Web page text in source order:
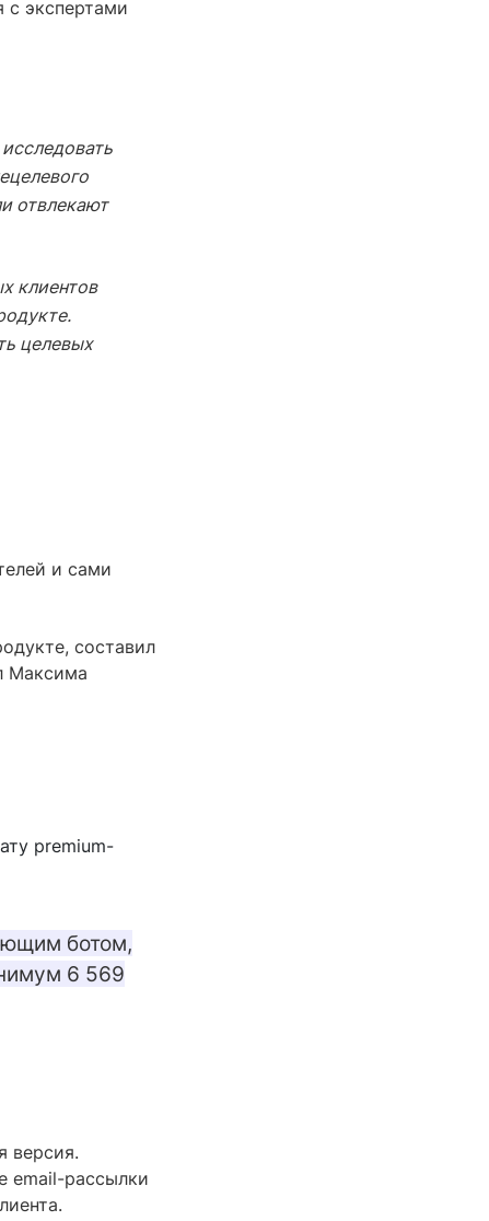
с экспертами
отвлекают
клиентов
целевых
и сами
составил
Максима
premium-
ботом,
6 569
версия.
email-рассылки